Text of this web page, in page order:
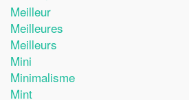
Meilleur
Meilleures
Meilleurs
Mini
Minimalisme
Mint